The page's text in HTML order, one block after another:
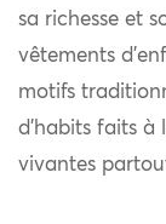
sa richesse et
vêtements
motifs
d’habits faits
vivantes